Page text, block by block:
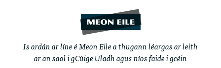
Is ardán ar líne é Meon Eile a thugann léargas ar leith
ar an saol i gCúige Uladh agus níos faide i gcéin